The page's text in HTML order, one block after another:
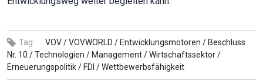
Tag: VOV /VOVWORLD / Entwicklungsmotoren / Beschluss
Nr. 10 /Technologien / Management /Wirtschaftssektor /
Erneuerungspolitik / FDI /Wettbewerbsfähigkeit